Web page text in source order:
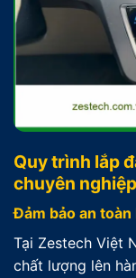
Quy trình lắp
chuyên
Đảm bảo an
Tại Zestech Việt
chất lượng lên